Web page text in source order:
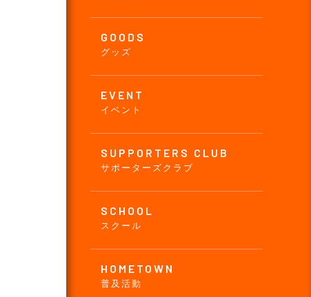
GOODS
グッズ
EVENT
イベント
SUPPORTERS CLUB
サポーターズクラブ
SCHOOL
スクール
HOMETOWN
普及活動